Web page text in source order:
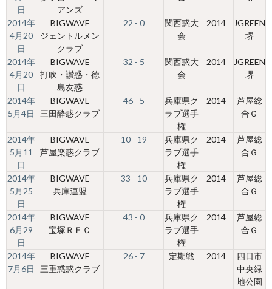
日
アンズ
2014年
4月20
日
BIGWAVE
ジェントルメン
クラブ
22 - 0
関西惑大
会
2014
JGREEN
堺
2014年
4月20
日
BIGWAVE
打吹・讃惑・徳
島友惑
32 - 5
関西惑大
会
2014
JGREEN
堺
2014年
5月4日
BIGWAVE
三田酔惑クラブ
46 - 5
兵庫県ク
ラブ選手
権
2014
芦屋総
合Ｇ
2014年
5月11
日
BIGWAVE
芦屋楽惑クラブ
10 - 19
兵庫県ク
ラブ選手
権
2014
芦屋総
合Ｇ
2014年
5月25
日
BIGWAVE
兵庫連盟
33 - 10
兵庫県ク
ラブ選手
権
2014
芦屋総
合Ｇ
2014年
6月29
日
BIGWAVE
宝塚ＲＦＣ
43 - 0
兵庫県ク
ラブ選手
権
2014
芦屋総
合Ｇ
2014年
7月6日
BIGWAVE
三重惑惑クラブ
26 - 7 定期戦 2014
四日市
中央緑
地公園